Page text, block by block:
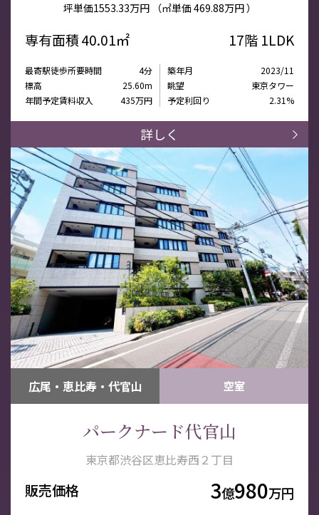
坪単価1553.33万円 （㎡単価 469.88万円 ）
専有面積40.01㎡ 17階 1LDK
最寄駅徒歩所要時間
4分
標高
25.60m
年間予定賃料収入
435万円
築年月
2023/11
眺望
東京タワー
予定利回り
2.31%
詳しく
広尾・恵比寿・代官山 空室
パークナード代官山
東京都渋谷区恵比寿西２丁目
販売価格 3億980万円